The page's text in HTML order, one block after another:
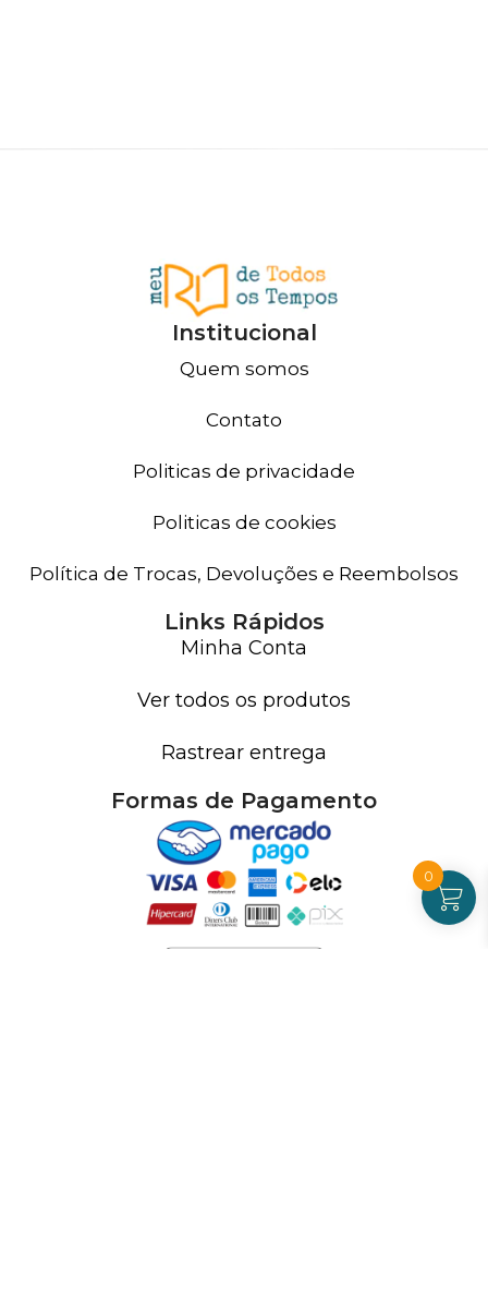
Institucional
Quem somos
Contato
Politicas de privacidade
Politicas de cookies
Política de Trocas, Devoluções e Reembolsos
Links Rápidos
Minha Conta
Ver todos os produtos
Rastrear entrega
Formas de Pagamento
0